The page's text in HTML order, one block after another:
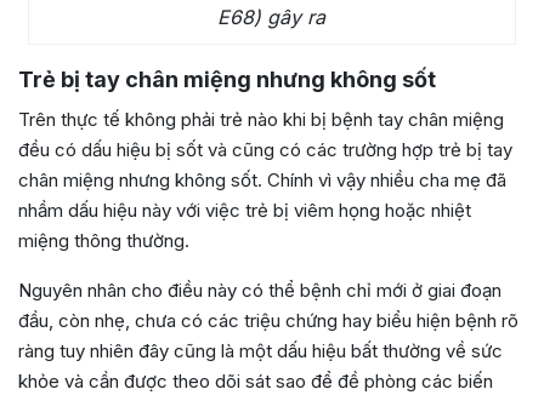
E68) gây ra
Trẻ bị tay chân miệng nhưng không sốt
Trên thực tế không phải trẻ nào khi bị bệnh tay chân miệng
đều có dấu hiệu bị sốt và cũng có các trường hợp trẻ bị tay
chân miệng nhưng không sốt. Chính vì vậy nhiều cha mẹ đã
nhầm dấu hiệu này với việc trẻ bị viêm họng hoặc nhiệt
miệng thông thường.
Nguyên nhân cho điều này có thể bệnh chỉ mới ở giai đoạn
đầu, còn nhẹ, chưa có các triệu chứng hay biểu hiện bệnh rõ
ràng tuy nhiên đây cũng là một dấu hiệu bất thường về sức
khỏe và cần được theo dõi sát sao để đề phòng các biến